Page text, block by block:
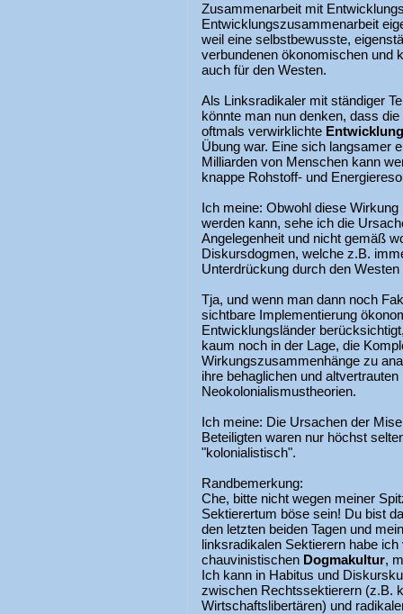
Zusammenarbeit mit
Entwicklungszusammenarbeit
weil eine selbstbewusste,
verbundenen ökonomischen und
auch für den Westen.
Als Linksradikaler mit ständiger
könnte man nun denken, dass
oftmals verwirklichte
Übung war. Eine sich langsamer
Milliarden von Menschen kann
knappe Rohstoff- und
Ich meine: Obwohl diese
werden kann, sehe ich die
Angelegenheit und nicht gemäß
Diskursdogmen, welche z.B.
Unterdrückung durch den Westen
Tja, und wenn man dann noch
sichtbare Implementierung
Entwicklungsländer
kaum noch in der Lage, die
Wirkungszusammenhänge zu
ihre behaglichen und
Neokolonialismustheorien.
Ich meine: Die Ursachen der
Beteiligten waren nur höchst
"kolonialistisch".
Randbemerkung:
Che, bitte nicht wegen meiner
Sektierertum böse sein! Du bist
den letzten beiden Tagen und
linksradikalen Sektierern habe
chauvinistischen Dogmakultur,
Ich kann in Habitus und
zwischen Rechtssektierern (z.B.
Wirtschaftslibertären) und